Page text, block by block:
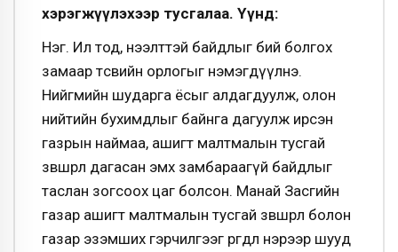
хэрэгжүүлэхээр тусгалаа. Үүнд:
Нэг. Ил тод, нээлттэй байдлыг бий болгох
замаар төсвийн орлогыг нэмэгдүүлнэ.
Нийгмийн шударга ёсыг алдагдуулж, олон
нийтийн бухимдлыг байнга дагуулж ирсэн
газрын наймаа, ашигт малтмалын тусгай
зөвшөөрөл дагасан эмх замбараагүй байдлыг
таслан зогсоох цаг болсон. Манай Засгийн
газар ашигт малтмалын тусгай зөвшөөрөл болон
газар эзэмших гэрчилгээг өргөдөл нэрээр шууд